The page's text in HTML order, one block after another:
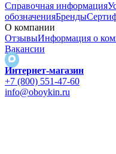
Справочная информация
обозначенияБренды
О компании
ОтзывыИнформация о
Вакансии
Интернет-магазин
+7 (800) 551-47-60
info@oboykin.ru